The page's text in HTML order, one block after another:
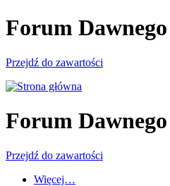
Forum Dawnego
Przejdź do zawartości
Forum Dawnego
Przejdź do zawartości
Więcej…